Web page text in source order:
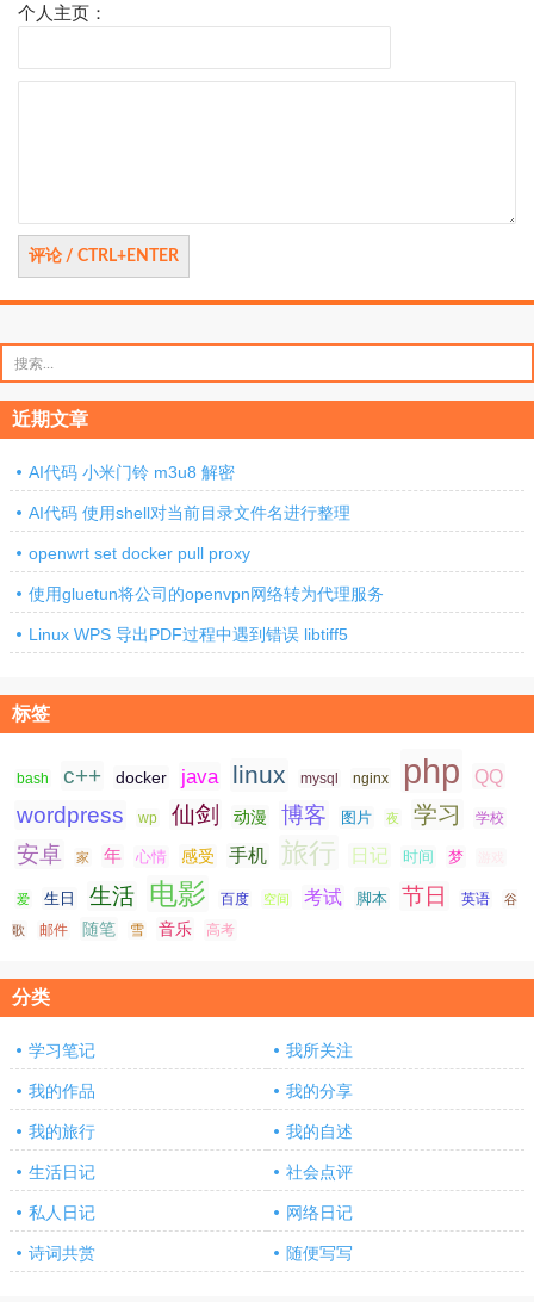
个人主页：
索：
近期文章
AI代码 小米门铃 m3u8 解密
AI代码 使用shell对当前目录文件名进行整理
openwrt set docker pull proxy
使用gluetun将公司的openvpn网络转为代理服务
Linux WPS 导出PDF过程中遇到错误 libtiff5
标签
bash c++ docker java linux mysql nginx php QQ
wordpress wp 仙剑 动漫 博客 图片 夜 学习 学校
安卓 家 年 心情 感受 手机 旅行 日记 时间 梦
爱 生日 生活 电影 百度 空间 考试 脚本 节日 英语 谷
歌 邮件 随笔 雪 音乐 高考
分类
学习笔记 我所关注
我的作品 我的分享
我的旅行 我的自述
生活日记 社会点评
私人日记 网络日记
诗词共赏 随便写写